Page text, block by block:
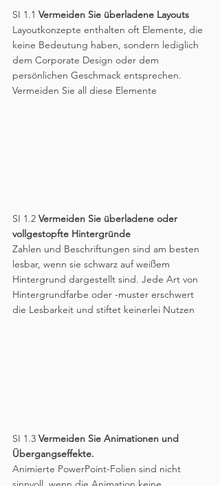
SI 1.1 Vermeiden Sie überladene Layouts
Layoutkonzepte enthalten oft Elemente, die
keine Bedeutung haben, sondern lediglich
dem Corporate Design oder dem
persönlichen Geschmack entsprechen.
Vermeiden Sie all diese Elemente
SI 1.2 Vermeiden Sie überladene oder
vollgestopfte Hintergründe
Zahlen und Beschriftungen sind am besten
lesbar, wenn sie schwarz auf weißem
Hintergrund dargestellt sind. Jede Art von
Hintergrundfarbe oder -muster erschwert
die Lesbarkeit und stiftet keinerlei Nutzen
SI 1.3 Vermeiden Sie Animationen und
Übergangseffekte.
Animierte PowerPoint-Folien sind nicht